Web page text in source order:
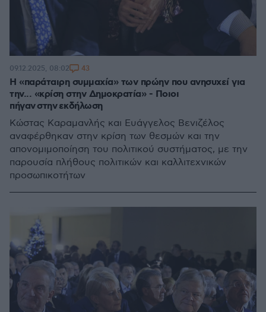
Η «παράταιρη συμμαχία» των πρώην που ανησυχεί για
την... «κρίση στην Δημοκρατία» - Ποιοι
πήγαν στην εκδήλωση
Κώστας Καραμανλής και Ευάγγελος Βενιζέλος
αναφέρθηκαν στην κρίση των θεσμών και την
απονομιμοποίηση του πολιτικού συστήματος, με την
παρουσία πλήθους πολιτικών και καλλιτεχνικών
προσωπικοτήτων
09.12.2025, 08:02 43